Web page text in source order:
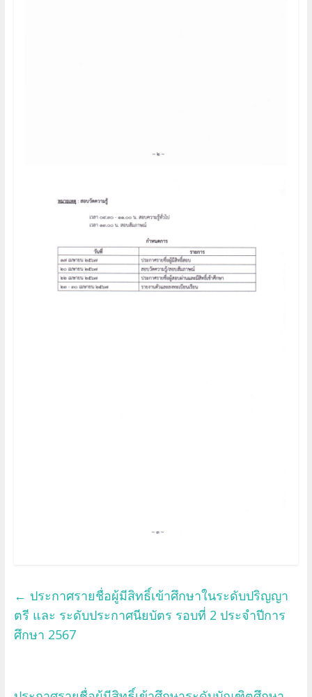
← ประกาศรายชื่อผู้มีสิทธิ์เข้าศึกษาในระดับปริญญา
ตรี และ ระดับประกาศนียบัตร รอบที่ 2 ประจำปีการ
ศึกษา 2567